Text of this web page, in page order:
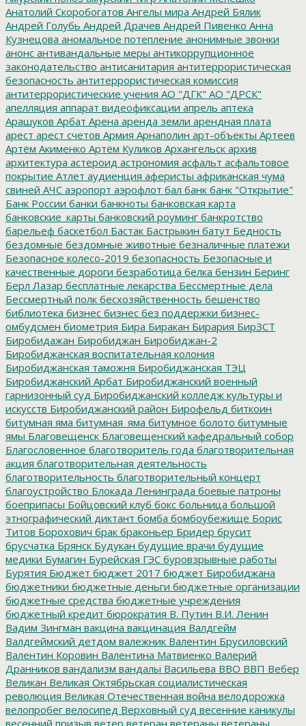
Анатолий Скоробогатов Ангелы мира Андрей Бялик
Андрей Голубь Андрей Драчев Андрей Пивенко Анна
Кузнецова аномальное потепление анонимные звонки
анонс антивандальные меры антикоррупционное
законодательство антисанитария антитеррористическая
безопасность антитеррористическая комиссия
антитеррористические учения АО "ДГК" АО "ДРСК"
апелляция аппарат видеофиксации апрель аптека
Арашуков Арбат Арена аренда земли арендная плата
арест арест счетов Армия Арнаполин арт-объекты Артеев
Артём Акименко Артём Куликов Архангельск архив
архитектура астероид астрономия асфальт асфальтовое
покрытие Атлет аудиенция аферисты африканская чума
свиней АЧС аэропорт аэрофлот бал банк банк "Открытие"
Банк России банки банкноты банковская карта
банковские_карты банковский роуминг банкротство
барельеф баскетбол Бастак Бастрыкин батут Бедность
бездомные бездомные животные безналичные платежи
Безопасное колесо-2019 безопасность Безопасные и
качественные дороги безработица белка бензин Беринг
Берл Лазар бесплатные лекарства Бессмертные дела
Бессмертный полк бесхозяйственность бешенство
библиотека бизнес бизнес без поддержки бизнес-
омбудсмен биометрия Бира Биракан Бирария БирЗСТ
Биробидажан Биробиджан Биробиджан-2
Биробиджанская воспитательная колония
Биробиджанская таможня Биробиджанская ТЭЦ
Биробиджанский Арбат Биробиджанский военный
гарнизонный суд Биробиджанский колледж культуры и
искусств Биробиджанский район Бирофельд биткоин
битумная яма битумная_яма битумное болото битумные
ямы Благовещенск Благовещенский кафедральный собор
Благословенное благотворитель года благотворительная
акция благотворительная деятельность
благотворительность благотворительный концерт
благоустройство Блокада Ленинграда боевые патроны
боеприпасы Бойцовский клуб бокс больница большой
этнографический диктант бомба бомбоубежище Борис
Титов Борохович брак браконьер Бридер брусит
брусчатка Брянск Будукан будущие врачи будущие
медики Бумагин Бурейская ГЭС буровзрывные работы
Бурятия Бюджет бюджет 2017 бюджет Биробиджана
бюджетники бюджетные деньги бюджетные организации
бюджетные средства бюджетные учреждения
бюджетный кредит бюрократия В. Путин В.И. Ленин
Вадим Зингман вакцина вакцинация Валдгейм
Валдгеймский детдом валежник Валентин Брусиловский
Валентин Коровин Валентина Матвиенко Валерий
Дранников вандализм вандалы Васильева ВВО ВВП Вебер
Великан Великая Октябрьская социалистическая
революция Великая Отечественная война велодорожка
велопробег велосипед Верховный суд весенние каникулы
весенний призыв ветер ветеран ветераны ветераны